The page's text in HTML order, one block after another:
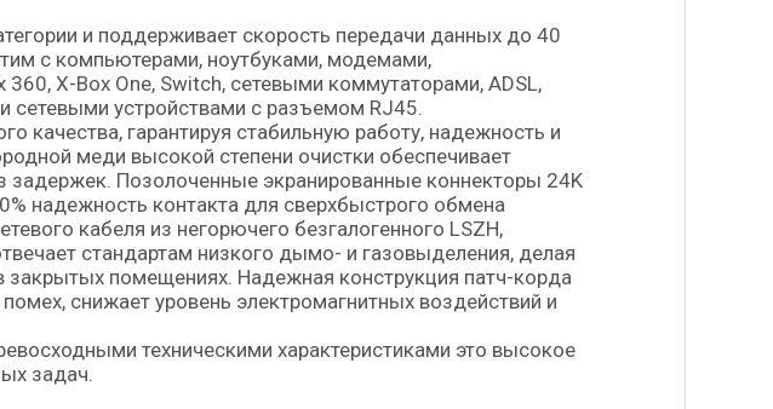
и поддерживает скорость передачи данных до 40
с компьютерами, ноутбуками, модемами,
360, X-Box One, Switch, сетевыми коммутаторами, ADSL,
сетевыми устройствами с разъемом RJ45.
качества, гарантируя стабильную работу, надежность и
меди высокой степени очистки обеспечивает
задержек. Позолоченные экранированные коннекторы 24K
надежность контакта для сверхбыстрого обмена
кабеля из негорючего безгалогенного LSZH,
стандартам низкого дымо- и газовыделения, делая
закрытых помещениях. Надежная конструкция патч-корда
снижает уровень электромагнитных воздействий и
техническими характеристиками это высокое
задач.